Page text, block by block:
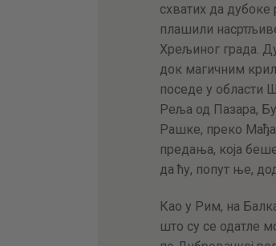
схватих да
плашили
Хрељиног града.
док магичним
поседе у области
Реља од Пазара,
Рашке, преко
предања, која
да ћу, попут ње,
Као у Рим, на
што су се одатле